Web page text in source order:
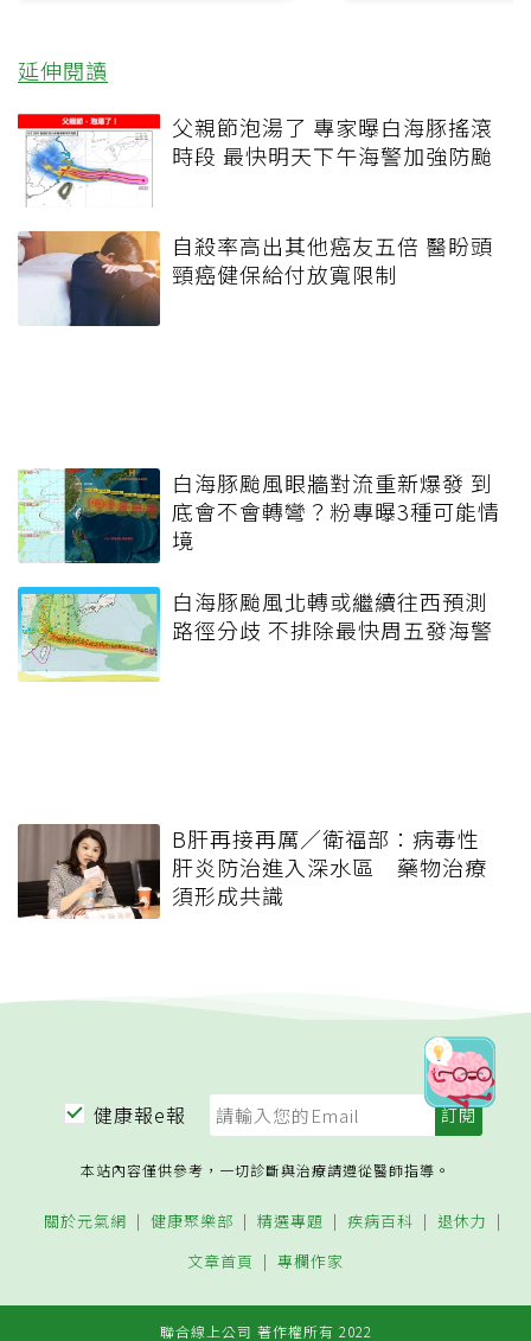
延伸閱讀
父親節泡湯了 專家曝白海豚搖滾
時段 最快明天下午海警加強防颱
自殺率高出其他癌友五倍 醫盼頭
頸癌健保給付放寬限制
白海豚颱風眼牆對流重新爆發 到
底會不會轉彎？粉專曝3種可能情
境
白海豚颱風北轉或繼續往西預測
路徑分歧 不排除最快周五發海警
B肝再接再厲／衛福部：病毒性
肝炎防治進入深水區 藥物治療
須形成共識
健康報e報
本站內容僅供參考，一切診斷與治療請遵從醫師指導。
關於元氣網 健康聚樂部 精選專題 疾病百科
退休力
文章首頁
專欄作家
聯合線上公司 著作權所有 2022